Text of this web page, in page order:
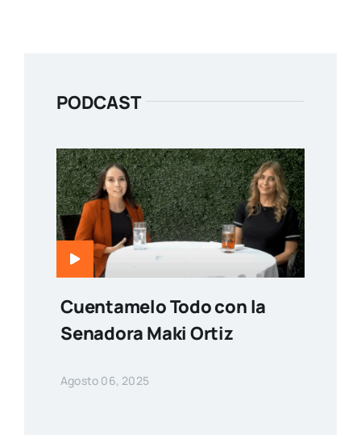
PODCAST
Cuentamelo Todo con la
Senadora Maki Ortiz
Agosto 06, 2025